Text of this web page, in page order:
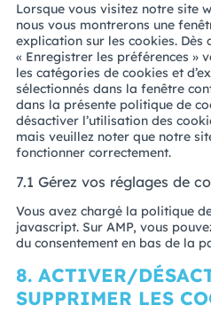
Lorsque vous visitez notre site
nous vous montrerons une
explication sur les cookies. Dès
« Enregistrer les préférences »
les catégories de cookies et
sélectionnés dans la fenêtre
dans la présente politique de
désactiver l’utilisation des
mais veuillez noter que notre
fonctionner correctement.
7.1 Gérez vos réglages de
Vous avez chargé la politique
javascript. Sur AMP, vous
du consentement en bas de la
8. ACTIVER/
SUPPRIMER LES